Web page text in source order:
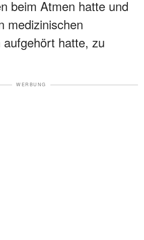
beim Atmen hatte und
medizinischen
aufgehört hatte, zu
WERBUNG